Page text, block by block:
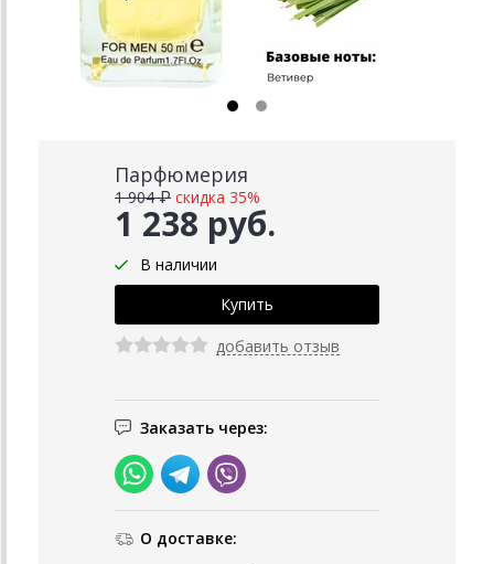
Парфюмерия
1 238 руб.
1 904 ₽ скидка 35%
В наличии
добавить отзыв
Заказать через:
О доставке: